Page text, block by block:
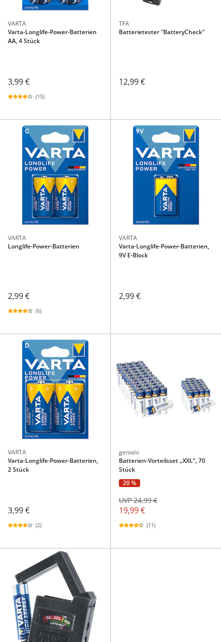
VARTA
Varta-Longlife-Power-Batterien
AA, 4 Stück
3,99 €
(15)
TFA
Batterietester "BatteryCheck"
12,99 €
VARTA
Longlife-Power-Batterien
2,99 €
(6)
VARTA
Varta-Longlife-Power-Batterien,
9V E-Block
2,99 €
VARTA
Varta-Longlife-Power-Batterien,
2 Stück
3,99 €
(2)
genialo
Batterien-Vorteilsset „XXL“, 70
Stück
20 %
19,99 €
UVP 24,99 €
(11)